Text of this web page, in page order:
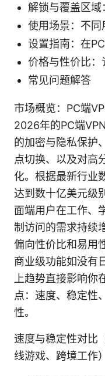
解锁与覆盖区域
使用场景：不
设置指南：在
价格与性价比
常见问题解答
市场概览：PC端
2026年的PC端
的加密与隐私保护
点切换、以及对高
化。根据最新行业
达到数十亿美元级
面端用户在工作、
制访问的需求持续
偏向性价比和易用
商业级功能如没有
上趋势直接影响你
点：速度、稳定性
性。
速度与稳定性对比
线游戏、跨境工作）